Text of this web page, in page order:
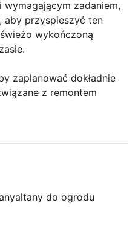
wymagającym zadaniem,
aby przyspieszyć ten
wykończoną
zaplanować dokładnie
z remontem
altany do ogrodu